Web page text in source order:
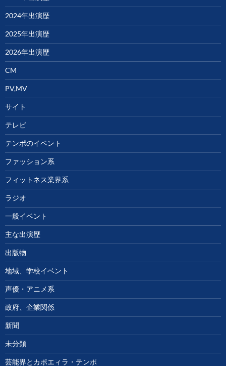
2024年出演歴
2025年出演歴
2026年出演歴
CM
PV,MV
サイト
テレビ
テンポのイベント
ファッション系
フィットネス業界系
ラジオ
一般イベント
主な出演歴
出版物
地域、学校イベント
声優・アニメ系
政府、企業関係
新聞
未分類
芸能界とカポエィラ・テンポ